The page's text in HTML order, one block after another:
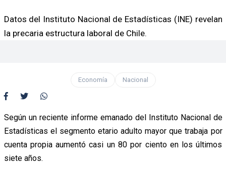
Datos del Instituto Nacional de Estadísticas (INE) revelan
la precaria estructura laboral de Chile.
Economía Nacional
Según un reciente informe emanado del Instituto Nacional de
Estadísticas el segmento etario adulto mayor que trabaja por
cuenta propia aumentó casi un 80 por ciento en los últimos
siete años.